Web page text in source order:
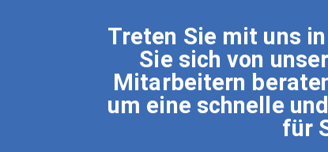
Treten Sie mit uns
Sie sich von
Mitarbeitern
um eine schnelle
für